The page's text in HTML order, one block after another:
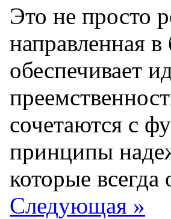
Это не просто
направленная
обеспечивает
сочетаются с
принципы
которые
Следующая »